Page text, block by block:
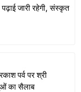
जारी रहेगी, संस्कृत
पर्व पर श्री
का सैलाब